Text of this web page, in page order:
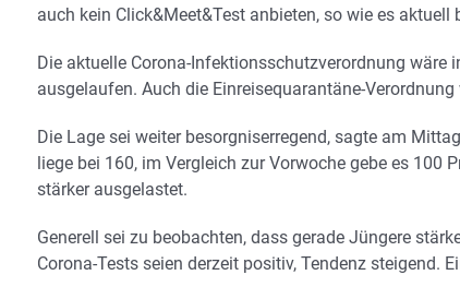
auch kein Click&Meet&Test anbieten, so wie es
Die aktuelle Corona-Infektionsschutzverordnung wäre
ausgelaufen. Auch die Einreisequarantäne-
Die Lage sei weiter besorgniserregend, sagte am
liege bei 160, im Vergleich zur Vorwoche gebe es
stärker ausgelastet.
Generell sei zu beobachten, dass gerade Jüngere
Corona-Tests seien derzeit positiv, Tendenz steigend.